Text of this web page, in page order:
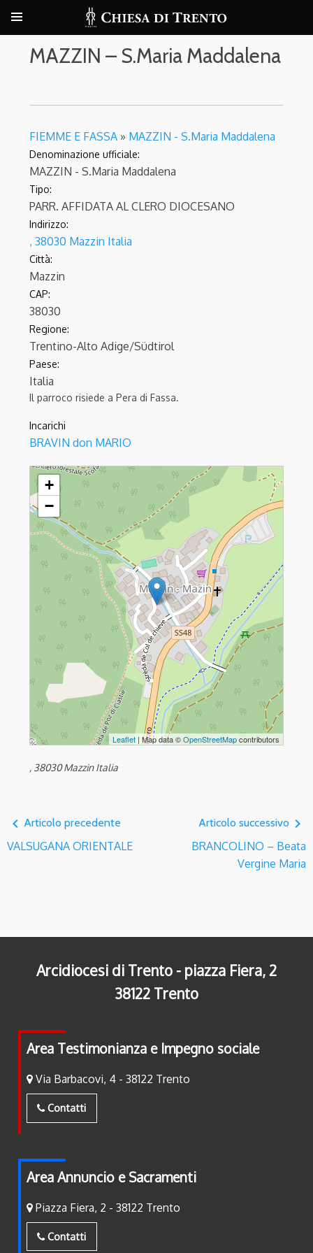
MAZZIN – S.Maria Maddalena
FIEMME E FASSA » MAZZIN - S.Maria Maddalena
Denominazione ufficiale:
MAZZIN - S.Maria Maddalena
Tipo:
PARR. AFFIDATA AL CLERO DIOCESANO
Indirizzo:
, 38030 Mazzin Italia
Città:
Mazzin
CAP:
38030
Regione:
Trentino-Alto Adige/Südtirol
Paese:
Italia
Il parroco risiede a Pera di Fassa.
Incarichi
BRAVIN don MARIO
MAZZIN - S.Maria Maddalena
+
−
Leaflet | Map data ©OpenStreetMapcontributors
, 38030 Mazzin Italia
navigate_before Articolo precedente
VALSUGANA ORIENTALE
Articolo successivo navigate_next
BRANCOLINO – Beata
Vergine Maria
Arcidiocesi di Trento - piazza Fiera, 2
38122 Trento
Area Testimonianza e Impegno sociale
Via Barbacovi, 4 - 38122 Trento
Contatti
Area Annuncio e Sacramenti
Piazza Fiera, 2 - 38122 Trento
Contatti